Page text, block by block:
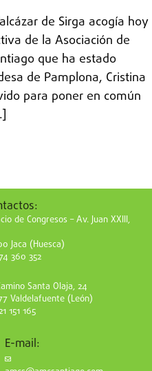
de Sirga acogía hoy
de la Asociación de
que ha estado
de Pamplona, Cristina
para poner en común
de Congresos – Av. Juan XXIII,
Jaca (Huesca)
360 352
Santa Olaja, 24
Valdelafuente (León)
151 165
E-mail: